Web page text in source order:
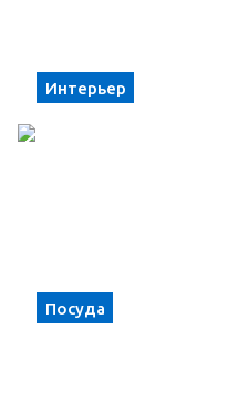
Интерьер
Посуда